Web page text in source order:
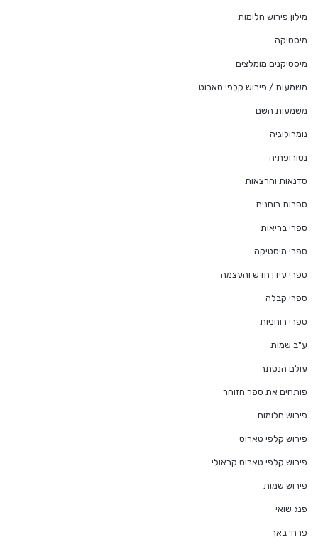
מילון פירוש חלומות
מיסטיקה
מיסטיקנים מומלצים
משמעות / פירוש קלפי טארוט
משמעות השם
נומרולוגיה
נטורופתיה
סדנאות והרצאות
ספרות רוחנית
ספרי בריאות
ספרי מיסטיקה
ספרי עידן חדש והעצמה
ספרי קבלה
ספרי רוחניות
ע"ב שמות
עולם הנסתר
פותחים את ספר הזוהר
פירוש חלומות
פירוש קלפי טארוט
פירוש קלפי טארוט קראולי
פירוש שמות
פנג שואי
פרחי באך